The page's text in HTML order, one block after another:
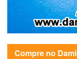
Compre no